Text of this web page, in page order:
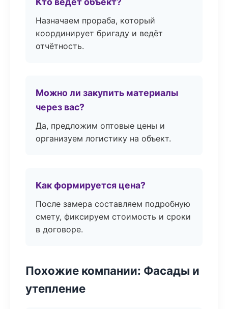
Назначаем прораба, который
координирует бригаду и ведёт
отчётность.
Можно ли закупить материалы
через вас?
Да, предложим оптовые цены и
организуем логистику на объект.
Как формируется цена?
После замера составляем подробную
смету, фиксируем стоимость и сроки
в договоре.
Похожие компании: Фасады и
утепление